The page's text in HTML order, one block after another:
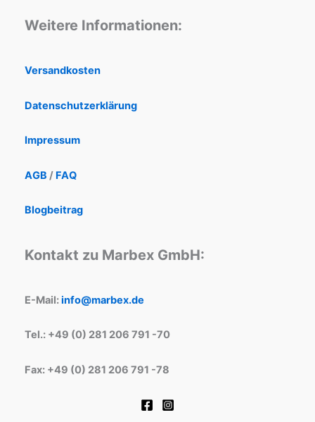
Weitere Informationen:
Versandkosten
Datenschutzerklärung
Impressum
AGB / FAQ
Blogbeitrag
Kontakt zu Marbex GmbH:
E-Mail:info@marbex.de
Tel.: +49 (0) 281 206 791 -70
Fax: +49 (0) 281 206 791 -78